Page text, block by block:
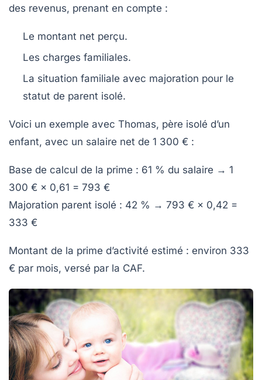
des revenus, prenant en compte :
Le montant net perçu.
Les charges familiales.
La situation familiale avec majoration pour le
statut de parent isolé.
Voici un exemple avec Thomas, père isolé d’un
enfant, avec un salaire net de 1 300 € :
Base de calcul de la prime : 61 % du salaire → 1
300 € × 0,61 = 793 €
Majoration parent isolé : 42 % → 793 € × 0,42 =
333 €
Montant de la prime d’activité estimé : environ 333
€ par mois, versé par la CAF.